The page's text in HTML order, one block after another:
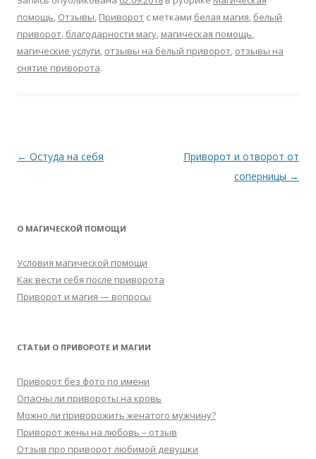
помощь, Отзывы, Приворот с метками белая магия, белый
приворот, благодарности магу, магическая помощь,
магические услуги, отзывы на белый приворот, отзывы на
снятие приворота.
Навигация
← Остуда на себя
Приворот и отворот от
соперницы →
О МАГИЧЕСКОЙ ПОМОЩИ
Условия магической помощи
Как вести себя после приворота
Приворот и магия — вопросы
СТАТЬИ О ПРИВОРОТЕ И МАГИИ
Приворот без фото по имени
Опасны ли привороты на кровь
Можно ли приворожить женатого мужчину?
Приворот жены на любовь – отзыв
Отзыв про приворот любимой девушки